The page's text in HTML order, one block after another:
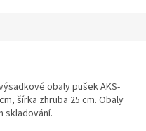
obaly pušek AKS-
šírka zhruba 25 cm. Obaly
skladování.